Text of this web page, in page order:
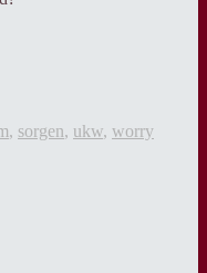
, sorgen, ukw, worry